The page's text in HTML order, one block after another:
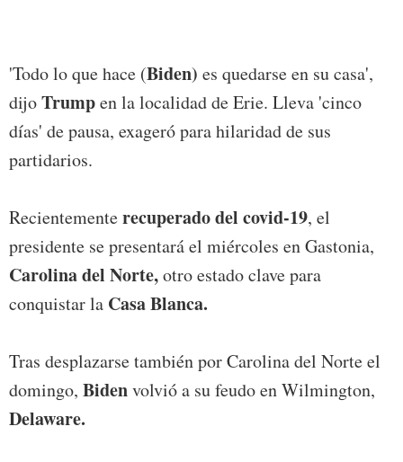
'Todo lo que hace (Biden) es quedarse en su casa',
dijoTrumpen la localidad de Erie. Lleva 'cinco
días' de pausa, exageró para hilaridad de sus
partidarios.
Recientementerecuperado del covid-19, el
presidente se presentará el miércoles en Gastonia,
Carolina del Norte,otro estado clave para
conquistar la Casa Blanca.
Tras desplazarse también por Carolina del Norte el
domingo, Bidenvolvió a su feudo en Wilmington,
Delaware.